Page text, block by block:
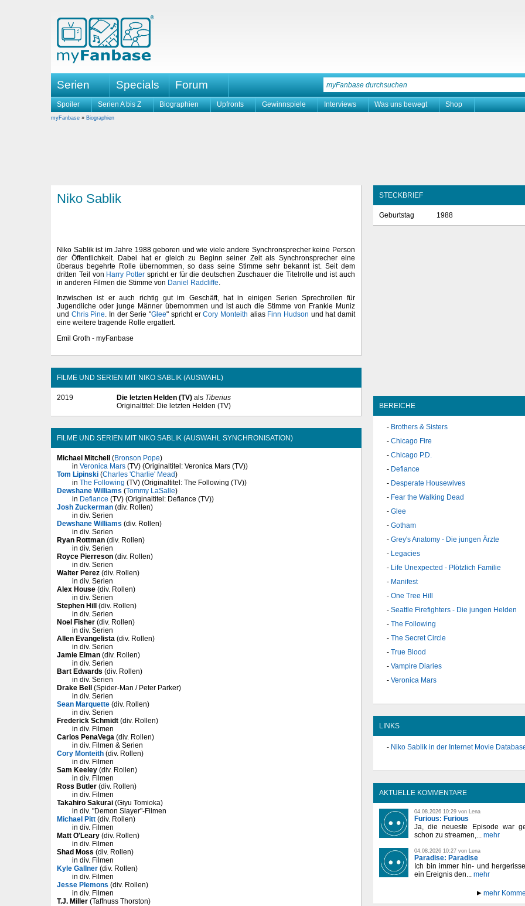
Serien Specials Forum
Spoiler Serien A bis Z Biographien Upfronts Gewinnspiele Interviews Was uns bewegt Shop
myFanbase » Biographien
Niko Sablik
Niko Sablik ist im Jahre 1988 geboren und wie viele andere Synchronsprecher keine Person
der Öffentlichkeit. Dabei hat er gleich zu Beginn seiner Zeit als Synchronsprecher eine
überaus begehrte Rolle übernommen, so dass seine Stimme sehr bekannt ist. Seit dem
dritten Teil von Harry Potter spricht er für die deutschen Zuschauer die Titelrolle und ist auch
in anderen Filmen die Stimme von Daniel Radcliffe.
Inzwischen ist er auch richtig gut im Geschäft, hat in einigen Serien Sprechrollen für
Jugendliche oder junge Männer übernommen und ist auch die Stimme von Frankie Muniz
und Chris Pine. In der Serie "Glee" spricht erCory Monteith alias Finn Hudson und hat damit
eine weitere tragende Rolle ergattert.
Emil Groth - myFanbase
FILME UND SERIEN MIT NIKO SABLIK (AUSWAHL)
2019 Die letzten Helden (TV) als Tiberius
Originaltitel: Die letzten Helden (TV)
FILME UND SERIEN MIT NIKO SABLIK (AUSWAHL SYNCHRONISATION)
Michael Mitchell (Bronson Pope)
in Veronica Mars (TV) (Originaltitel: Veronica Mars (TV))
Tom Lipinski (Charles 'Charlie' Mead)
in The Following (TV) (Originaltitel: The Following (TV))
Dewshane Williams (Tommy LaSalle)
in Defiance (TV) (Originaltitel: Defiance (TV))
Josh Zuckerman (div. Rollen)
in div. Serien
Dewshane Williams (div. Rollen)
in div. Serien
Ryan Rottman (div. Rollen)
in div. Serien
Royce Pierreson (div. Rollen)
in div. Serien
Walter Perez (div. Rollen)
in div. Serien
Alex House (div. Rollen)
in div. Serien
Stephen Hill
(div. Rollen)
in div. Serien
Noel Fisher (div. Rollen)
in div. Serien
Allen Evangelista (div. Rollen)
in div. Serien
Jamie Elman (div. Rollen)
in div. Serien
Bart Edwards (div. Rollen)
in div. Serien
Drake Bell
(Spider-Man / Peter Parker)
in div. Serien
Sean Marquette (div. Rollen)
in div. Serien
Frederick Schmidt (div. Rollen)
in div. Filmen
Carlos PenaVega (div. Rollen)
in div. Filmen & Serien
Cory Monteith (div. Rollen)
in div. Filmen
Sam Keeley (div. Rollen)
in div. Filmen
Ross Butler (div. Rollen)
in div. Filmen
Takahiro Sakurai (Giyu Tomioka)
in div. "Demon Slayer"-Filmen
Michael Pitt (div. Rollen)
in div. Filmen
Matt O'Leary (div. Rollen)
in div. Filmen
Shad Moss (div. Rollen)
in div. Filmen
Kyle Gallner (div. Rollen)
in div. Filmen
Jesse Plemons (div. Rollen)
in div. Filmen
T.J. Miller (Taffnuss Thorston)
STECKBRIEF
Geburtstag 1988
BEREICHE
Brothers & Sisters
Chicago Fire
Chicago P.D.
Defiance
Desperate Housewives
Fear the Walking Dead
Glee
Gotham
Grey's Anatomy - Die jungen Ärzte
Legacies
Life Unexpected - Plötzlich Familie
Manifest
One Tree Hill
Seattle Firefighters - Die jungen Helden
The Following
The Secret Circle
True Blood
Vampire Diaries
Veronica Mars
LINKS
Niko Sablik in der Internet Movie
AKTUELLE KOMMENTARE
04.08.2026 10:29 von Lena
Furious: Furious
Ja, die neueste Episode war
schon zu streamen,... mehr
04.08.2026 10:27 von Lena
Paradise: Paradise
Ich bin immer hin- und
ein Ereignis den... mehr
mehr